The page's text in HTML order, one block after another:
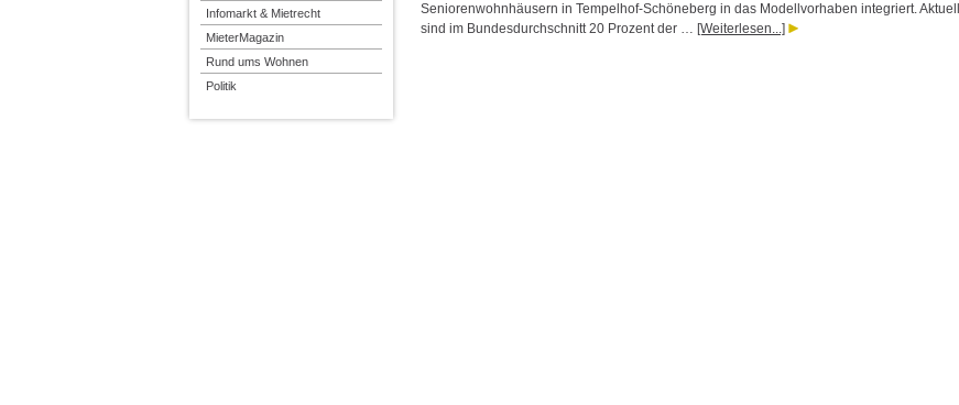
Seniorenwohnhäusern in Tempelhof-Schöneberg in das Modellvorhaben integriert. Aktuell
sind im Bundesdurchschnitt 20 Prozent der … [Weiterlesen...]
Infomarkt & Mietrecht
MieterMagazin
Rund ums Wohnen
Politik